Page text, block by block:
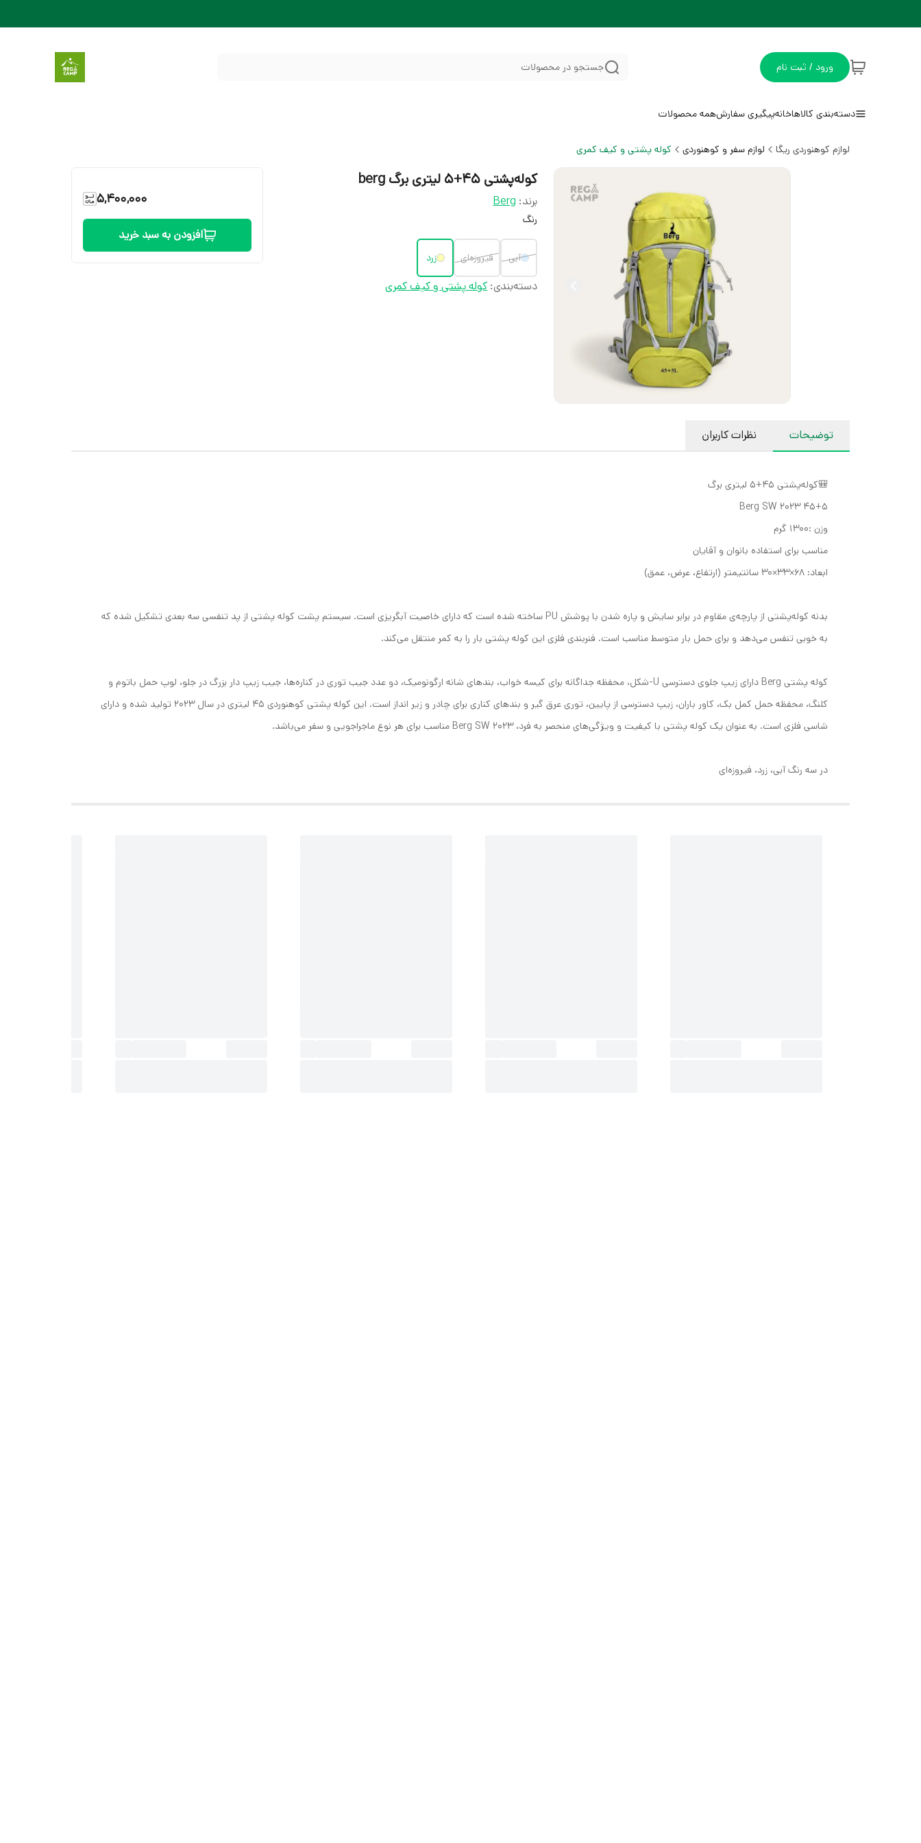
ورود / ثبت نام جستجو در محصولات
دسته‌بندی کالاهاخانهپیگیری سفارشهمه محصولات
لوازم کوهنوردی ریگا لوازم سفر و کوهنوردی کوله پشتی و کیف کمری
کوله‌پشتی 45+5 لیتری برگ berg
برند: Berg
رنگ
آبی فیروزەای زرد
دسته‌بندی:کوله پشتی و کیف کمری
5,400,000
افزودن به سبد خرید
توضیحات نظرات کاربران
🎒کوله‌پشتی 45+5 لیتری برگ
Berg SW 2023 45+5
وزن :1300 گرم
مناسب برای استفاده بانوان و آقایان
ابعاد: 68×33×30 سانتیمتر (ارتفاع، عرض، عمق)
بدنه کوله‌پشتی از پارچه‌ی مقاوم در برابر سایش و پاره شدن با پوشش PU ساخته شده است که دارای خاصیت آبگریزی است. سیستم پشت کوله پشتی از پد تنفسی سه بعدی تشکیل شده که
به خوبی تنفس می‌دهد و برای حمل بار متوسط مناسب است. فنربندی فلزی این کوله پشتی بار را به کمر منتقل می‌کند.
کوله پشتی Berg دارای زیپ جلوی دسترسی U-شکل، محفظه جداگانه برای کیسه خواب، بندهای شانه ارگونومیک، دو عدد جیب توری در کناره‌ها، جیب زیپ دار بزرگ در جلو، لوپ حمل باتوم و
کلنگ، محفظه حمل کمل بک، کاور باران، زیپ دسترسی از پایین، توری عرق گیر و بندهای کناری برای چادر و زیر انداز است. این کوله پشتی کوهنوردی 45 لیتری در سال 2023 تولید شده و دارای
شاسی فلزی است. به عنوان یک کوله پشتی با کیفیت و ویژگی‌های منحصر به فرد، Berg SW 2023 مناسب برای هر نوع ماجراجویی و سفر می‌باشد.
در سه رنگ آبی، زرد، فیروزەای